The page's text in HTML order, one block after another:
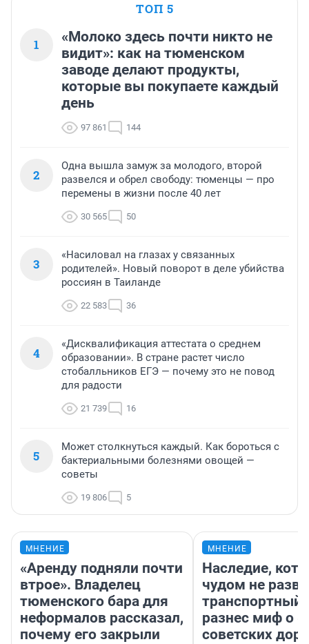
ТОП 5
1
«Молоко здесь почти никто не
видит»: как на тюменском
заводе делают продукты,
которые вы покупаете каждый
день
97 861 144
2
Одна вышла замуж за молодого, второй
развелся и обрел свободу: тюменцы — про
перемены в жизни после 40 лет
30 565 50
3
«Насиловал на глазах у связанных
родителей». Новый поворот в деле убийства
россиян в Таиланде
22 583 36
4
«Дисквалификация аттестата о среднем
образовании». В стране растет число
стобалльников ЕГЭ — почему это не повод
для радости
21 739 16
5
Может столкнуться каждый. Как бороться с
бактериальными болезнями овощей —
советы
19 806 5
МНЕНИЕ
«Аренду подняли почти
втрое». Владелец
тюменского бара для
неформалов рассказал,
почему его закрыли
МНЕНИЕ
Наследие,
чудом не
транспортный
разнес миф о
советских